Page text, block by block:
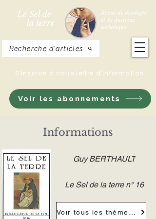
Le Sel de
la terre
Revue de théologie
et de doctrine
catholique
Voir les abonnements
S'inscrire à notre lettre d'information
Recherche d'articles
Informations
Guy BERTHAULT
Le Sel de la terre n° 16